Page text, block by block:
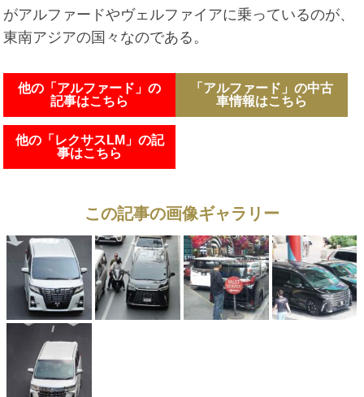
がアルファードやヴェルファイアに乗っているのが、
東南アジアの国々なのである。
他の「アルファード」の
記事はこちら
他の「レクサスLM」の記
事はこちら
「アルファード」の中古
車情報はこちら
この記事の画像ギャラリー